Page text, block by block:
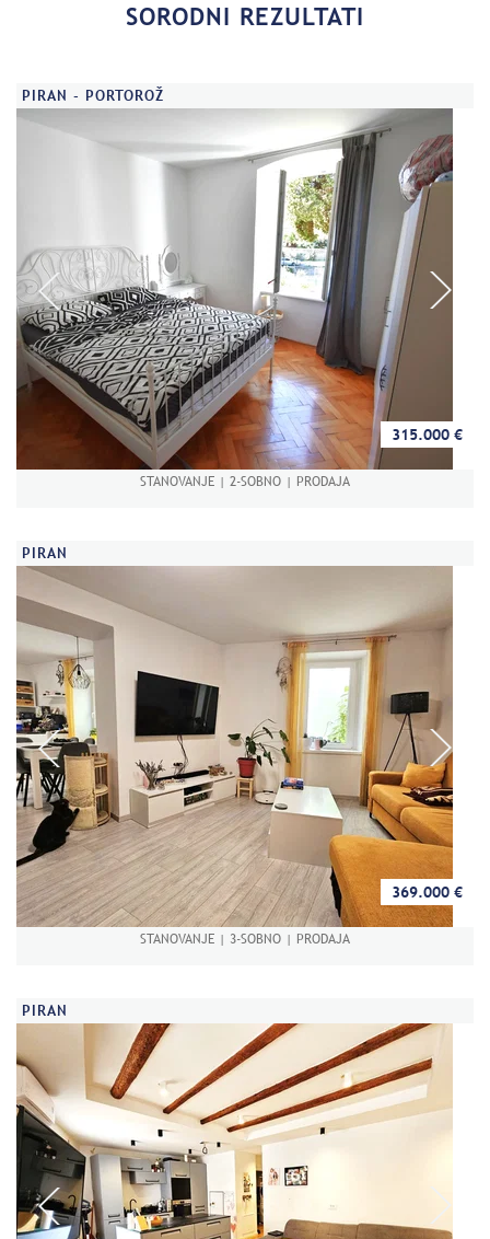
SORODNI REZULTATI
PIRAN - PORTOROŽ
315.000 €
STANOVANJE | 2-SOBNO | PRODAJA
PIRAN
369.000 €
STANOVANJE | 3-SOBNO | PRODAJA
PIRAN